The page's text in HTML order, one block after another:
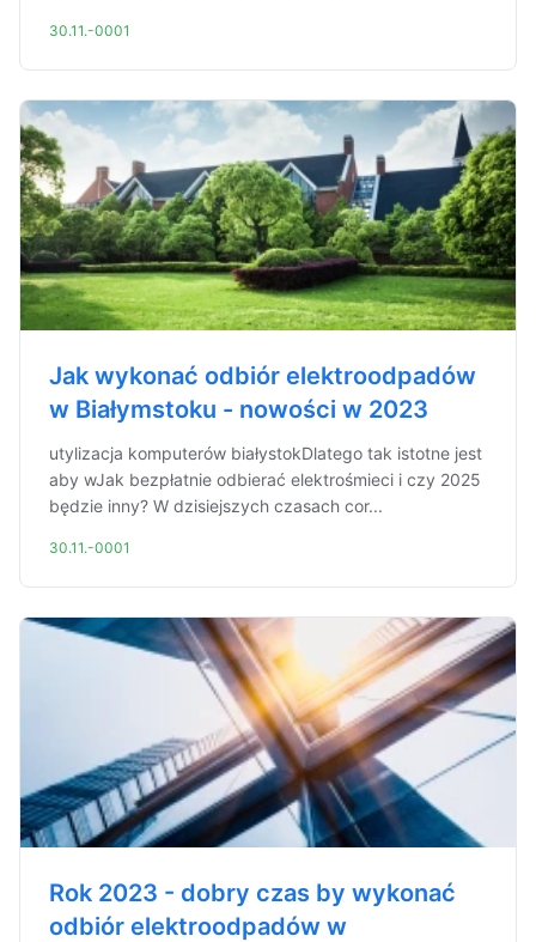
30.11.-0001
Jak wykonać odbiór elektroodpadów
w Białymstoku - nowości w 2023
utylizacja komputerów białystokDlatego tak istotne jest
aby wJak bezpłatnie odbierać elektrośmieci i czy 2025
będzie inny? W dzisiejszych czasach cor...
30.11.-0001
Rok 2023 - dobry czas by wykonać
odbiór elektroodpadów w